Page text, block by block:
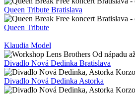
Queen Tribute Bratislava
Queen Tribute
Klaudia Model
Divadlo Nová Dedinka Bratislava
Divadlo Nová Dedinka Astorka